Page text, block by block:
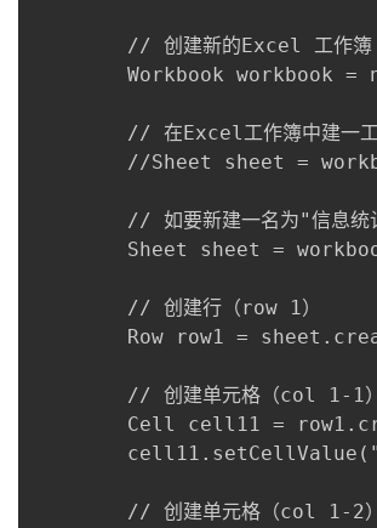
// 创建新的Excel 工作簿
Workbook workbook =
// 在Excel工作簿中建一工作
//Sheet sheet =
// 如要新建一名为"信息统计"
Sheet sheet =
// 创建行（row 1）
Row row1 =
// 创建单元格（col 1-1）
Cell cell11 =
cell11.setCellValue("今
// 创建单元格（col 1-2）